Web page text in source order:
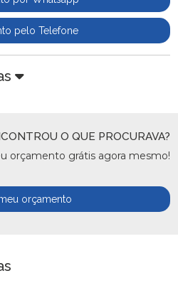
pelo Telefone
O QUE PROCURAVA?
orçamento grátis agora mesmo!
orçamento